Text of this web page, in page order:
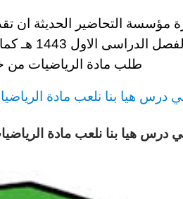
مؤسسة التحاضير الحديثة ان
الدراسى الاول 1443 هـ
كما
طلب مادة الرياضيات من
درس هيا بنا نلعب مادة الرياضيات
درس هيا بنا نلعب مادة الرياضيات